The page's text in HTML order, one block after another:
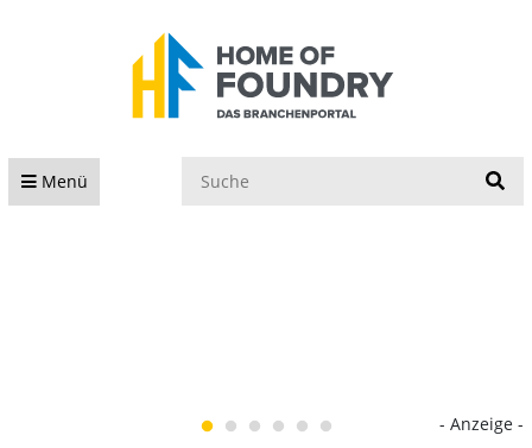
Menü
- Anzeige -